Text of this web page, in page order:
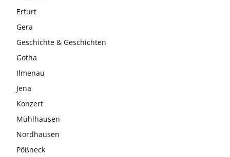
Erfurt
Gera
Geschichte & Geschichten
Gotha
Ilmenau
Jena
Konzert
Mühlhausen
Nordhausen
Pößneck